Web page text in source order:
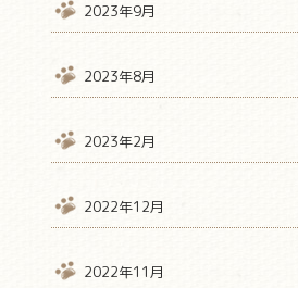
2023年9月
2023年8月
2023年2月
2022年12月
2022年11月